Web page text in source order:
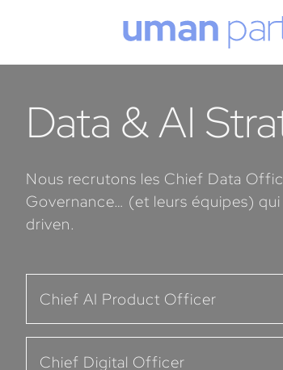
Data & AI
Nous recrutons les Chief Data
Governance… (et leurs équipes)
driven.
Chief AI Product Officer
Chief Digital Officer